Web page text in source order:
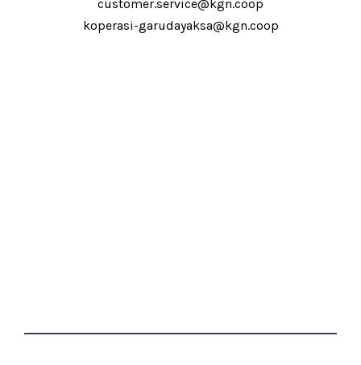
customer.service@kgn.coop
koperasi-garudayaksa@kgn.coop